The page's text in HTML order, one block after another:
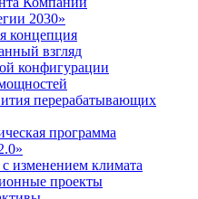
2030»
концепция
взгляд
конфигурации
перерабатывающих
программа
изменением климата
проекты